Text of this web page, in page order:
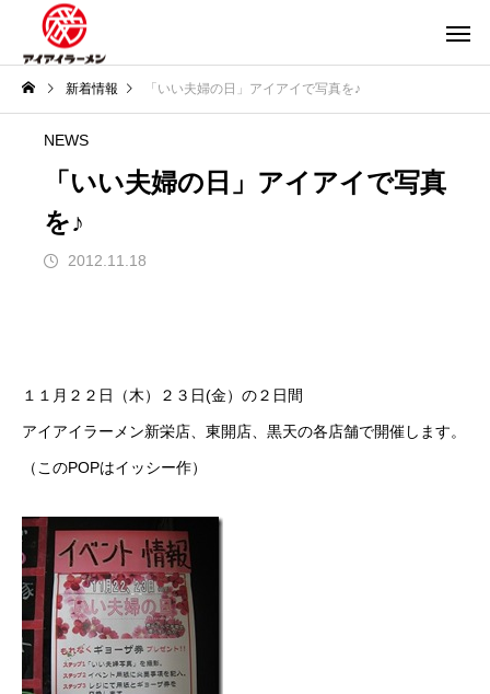
新着情報 「いい夫婦の日」アイアイで写真を♪
NEWS
「いい夫婦の日」アイアイで写真
を♪
2012.11.18
１１月２２日（木）２３日(金）の２日間
アイアイラーメン新栄店、東開店、黒天の各店舗で開催します。
（このPOPはイッシー作）